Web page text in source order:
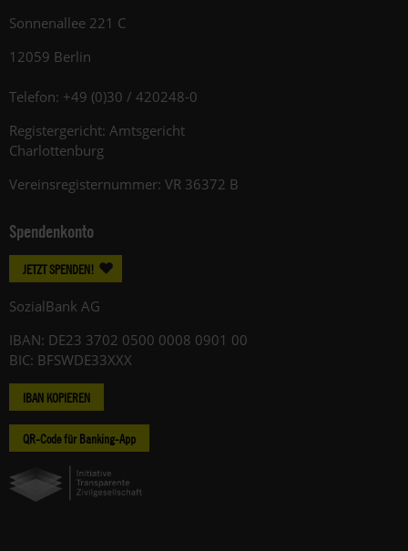
Sonnenallee 221 C
12059 Berlin
Telefon: +49 (0)30 / 420248-0
Registergericht: Amtsgericht
Charlottenburg
Vereinsregisternummer: VR 36372 B
Spendenkonto
JETZT SPENDEN!
SozialBank AG
IBAN: DE23 3702 0500 0008 0901 00
BIC: BFSWDE33XXX
IBAN KOPIEREN
QR-Code für Banking-App